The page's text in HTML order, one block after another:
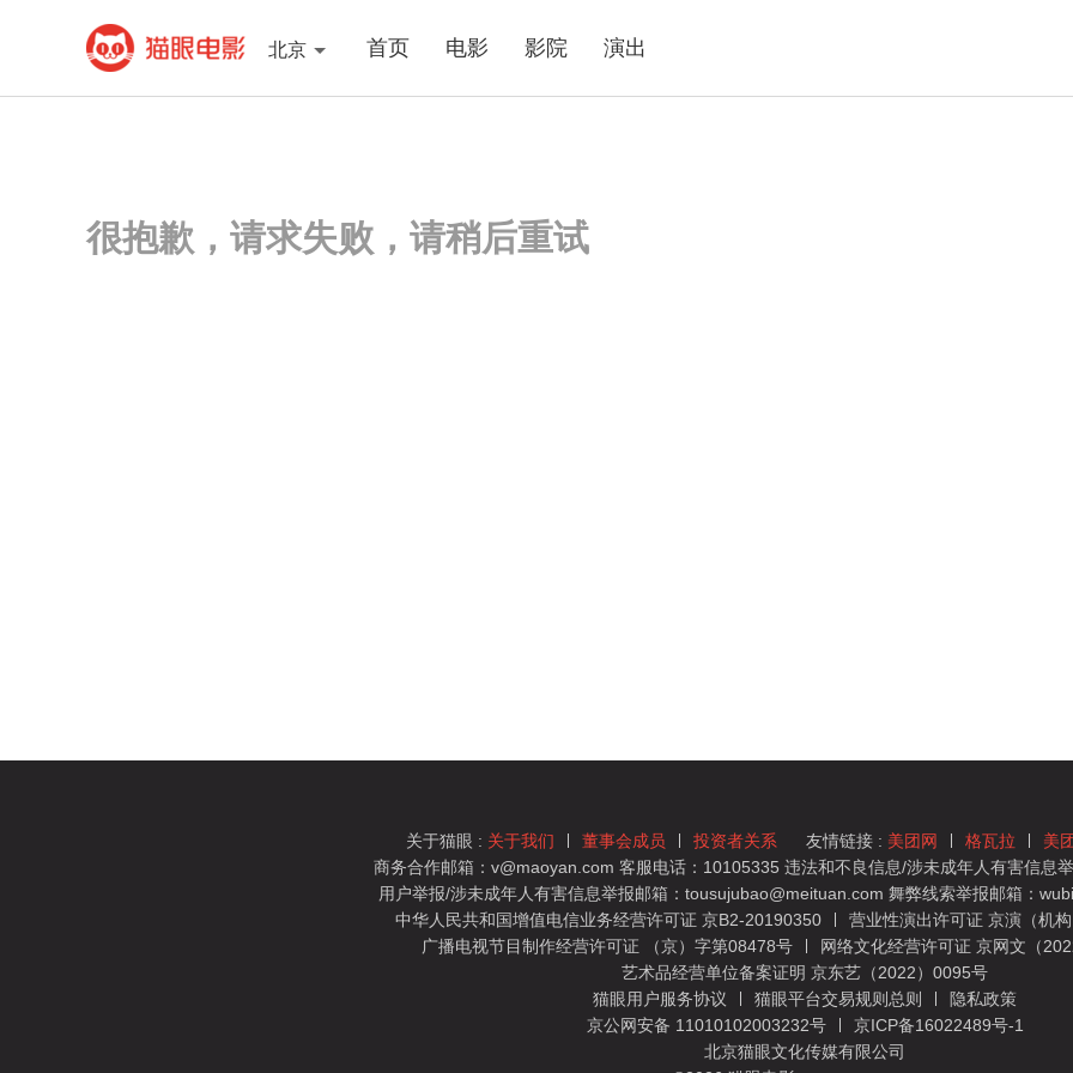
北京 首页 电影 影院 演出
很抱歉，请求失败，请稍后重试
关于猫眼 : 关于我们 董事会成员 投资者关系 友情链接 : 美团网 格瓦拉 美
商务合作邮箱：v@maoyan.com 客服电话：10105335 违法和不良信息/涉未成年人有害信息
用户举报/涉未成年人有害信息举报邮箱：tousujubao@meituan.com 舞弊线索举报邮箱：
中华人民共和国增值电信业务经营许可证 京B2-20190350
营业性演出许可证 京演（机
广播电视节目制作经营许可证 （京）字第08478号
网络文化经营许可证 京网文（
艺术品经营单位备案证明 京东艺（2022）0095号
猫眼用户服务协议
猫眼平台交易规则总则
隐私政策
京公网安备 11010102003232号
京ICP备16022489号-1
北京猫眼文化传媒有限公司